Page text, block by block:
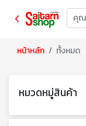
หน้าหลัก ทั้งหมด
หมวดหมู่สินค้า